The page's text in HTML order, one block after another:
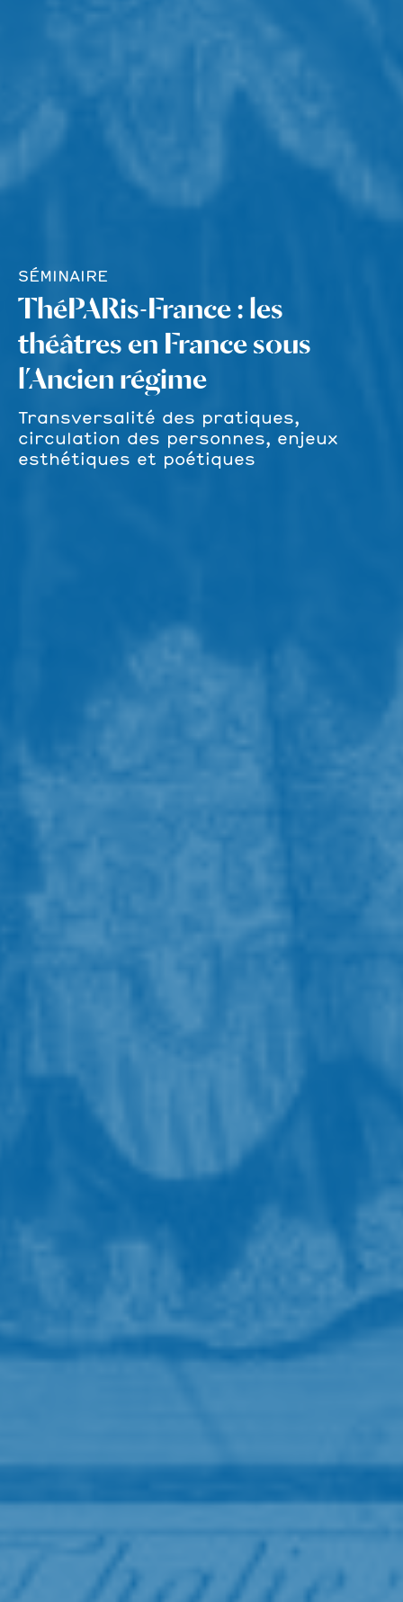
SÉMINAIRE
ThéPARis-France : les
théâtres en France sous
l’Ancien régime
Transversalité des pratiques,
circulation des personnes, enjeux
esthétiques et poétiques